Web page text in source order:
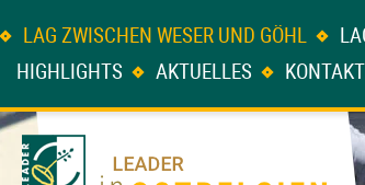
LAG ZWISCHEN WESER UND GÖHL
HIGHLIGHTS
AKTUELLES KONTAKT